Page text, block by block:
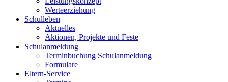
Werteerziehung
Schulleben
Aktuelles
Aktionen, Projekte und Feste
Schulanmeldung
Terminbuchung Schulanmeldung
Formulare
Eltern-Service